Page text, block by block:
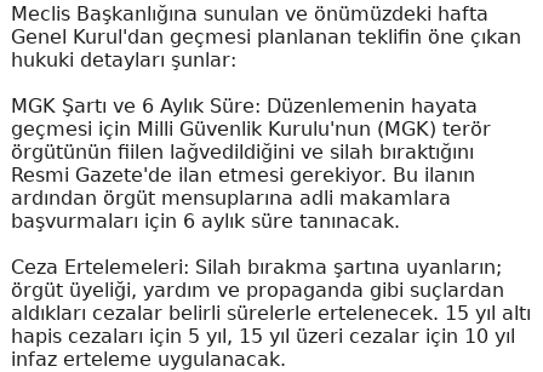
Meclis Başkanlığına sunulan ve önümüzdeki hafta
Genel Kurul'dan geçmesi planlanan teklifin öne çıkan
hukuki detayları şunlar:
MGK Şartı ve 6 Aylık Süre: Düzenlemenin hayata
geçmesi için Milli Güvenlik Kurulu'nun (MGK) terör
örgütünün fiilen lağvedildiğini ve silah bıraktığını
Resmi Gazete'de ilan etmesi gerekiyor. Bu ilanın
ardından örgüt mensuplarına adli makamlara
başvurmaları için 6 aylık süre tanınacak.
Ceza Ertelemeleri: Silah bırakma şartına uyanların;
örgüt üyeliği, yardım ve propaganda gibi suçlardan
aldıkları cezalar belirli sürelerle ertelenecek. 15 yıl altı
hapis cezaları için 5 yıl, 15 yıl üzeri cezalar için 10 yıl
infaz erteleme uygulanacak.